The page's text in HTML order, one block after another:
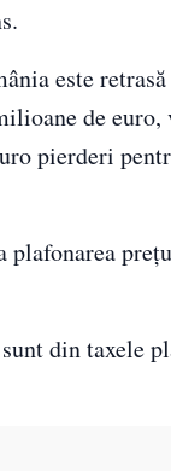
este
de
pierderi
plafonarea
din taxele